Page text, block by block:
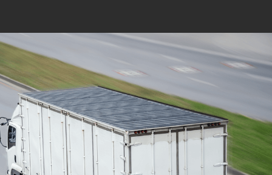
com equipe especializada
e profissionais
cuidadosos
Solicite seu orçamento personalizado e
online sem compromisso com a nossa
equipe, consulte a opção de contratar o
serviço para a região que você deseja